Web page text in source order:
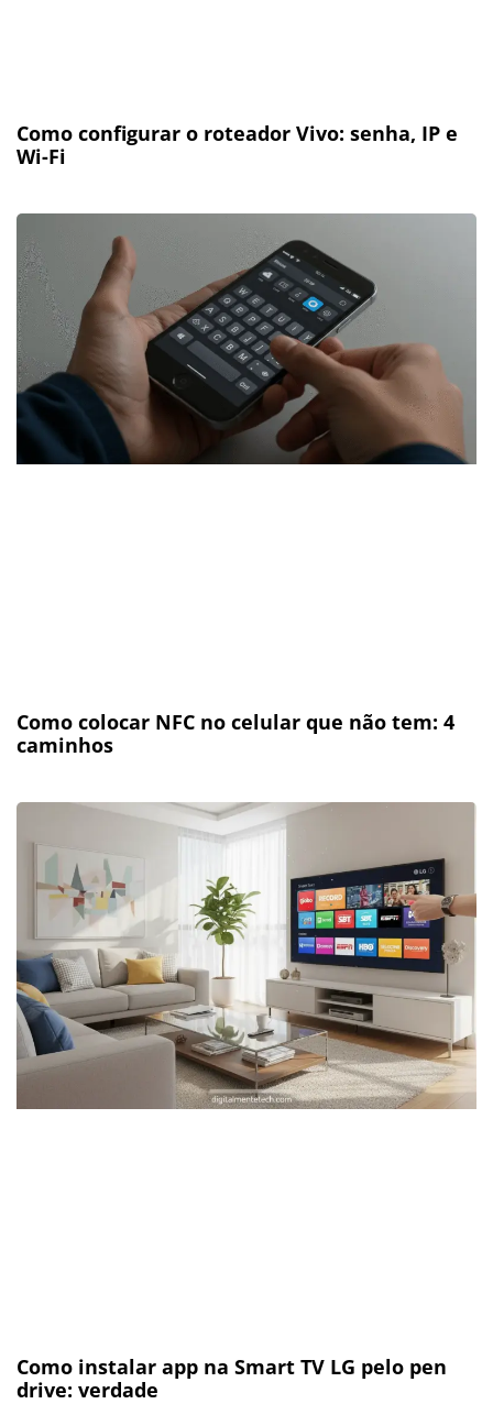
Como configurar o roteador Vivo: senha, IP e
Wi-Fi
Como colocar NFC no celular que não tem: 4
caminhos
Como instalar app na Smart TV LG pelo pen
drive: verdade